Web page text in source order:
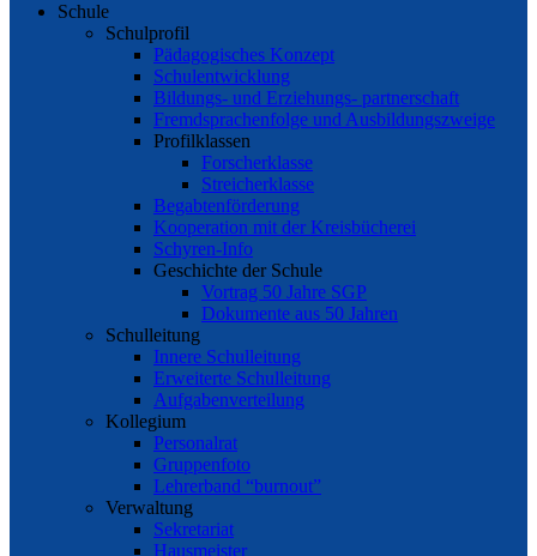
Schule
Schulprofil
Pädagogisches Konzept
Schulentwicklung
Bildungs- und Erziehungs- partnerschaft
Fremdsprachenfolge und Ausbildungszweige
Profilklassen
Forscherklasse
Streicherklasse
Begabtenförderung
Kooperation mit der Kreisbücherei
Schyren-Info
Geschichte der Schule
Vortrag 50 Jahre SGP
Dokumente aus 50 Jahren
Schulleitung
Innere Schulleitung
Erweiterte Schulleitung
Aufgabenverteilung
Kollegium
Personalrat
Gruppenfoto
Lehrerband “burnout”
Verwaltung
Sekretariat
Hausmeister